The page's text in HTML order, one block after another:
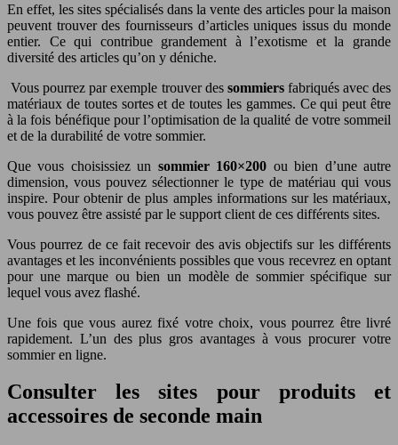
En effet, les sites spécialisés dans la vente des articles pour la maison
peuvent trouver des fournisseurs d’articles uniques issus du monde
entier. Ce qui contribue grandement à l’exotisme et la grande
diversité des articles qu’on y déniche.
Vous pourrez par exemple trouver des sommiersfabriqués avec des
matériaux de toutes sortes et de toutes les gammes. Ce qui peut être
à la fois bénéfique pour l’optimisation de la qualité de votre sommeil
et de la durabilité de votre sommier.
Que vous choisissiez un sommier 160×200 ou bien d’une autre
dimension, vous pouvez sélectionner le type de matériau qui vous
inspire. Pour obtenir de plus amples informations sur les matériaux,
vous pouvez être assisté par le support client de ces différents sites.
Vous pourrez de ce fait recevoir des avis objectifs sur les différents
avantages et les inconvénients possibles que vous recevrez en optant
pour une marque ou bien un modèle de sommier spécifique sur
lequel vous avez flashé.
Une fois que vous aurez fixé votre choix, vous pourrez être livré
rapidement. L’un des plus gros avantages à vous procurer votre
sommier en ligne.
Consulter les sites pour produits et
accessoires de seconde main